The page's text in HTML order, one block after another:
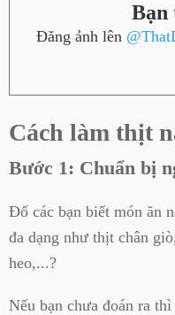
Bạn
Đăng ảnh lên
Cách làm thịt
Bước 1: Chuẩn bị
Đố các bạn biết món ăn
đa dạng như thịt chân
heo,...?
Nếu bạn chưa đoán ra